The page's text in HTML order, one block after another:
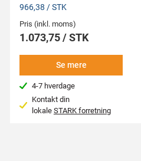
966,38 / STK
Pris (inkl. moms)
1.073,75 / STK
Se mere
4-7 hverdage
Kontakt din
lokale STARK forretning